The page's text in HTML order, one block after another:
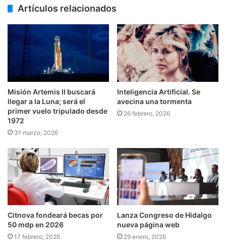
Artículos relacionados
Misión Artemis II buscará
llegar a la Luna; será el
primer vuelo tripulado desde
1972
31 marzo, 2026
Inteligencia Artificial. Se
avecina una tormenta
26 febrero, 2026
Citnova fondeará becas por
50 mdp en 2026
17 febrero, 2026
Lanza Congreso de Hidalgo
nueva página web
29 enero, 2026